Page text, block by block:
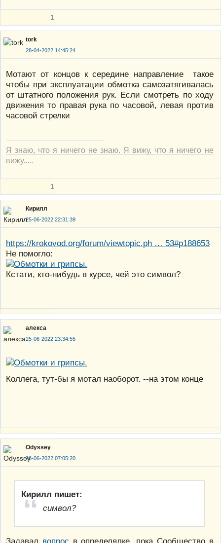
1
tork
28-04-2022 14:45:24
Мотают от концов к середине направление такое
чтобы при эксплуатации обмотка самозатягивалась
от штатного положения рук. Если смотреть по ходу
движения то правая рука по часовой, левая против
часовой стрелки
Я знаю, что я ничего не знаю. Я вижу, что я ничего не
вижу.....
1
Кирилл
25-06-2022 22:31:39
https://krokovod.org/forum/viewtopic.ph … 53#p188653
Не помогло:
Кстати, кто-нибудь в курсе, чей это символ?
алекса
25-06-2022 23:34:55
Коллега, тут-бы я мотал наоборот. --на этом конце
Odyssey
26-06-2022 07:05:20
Кирилл пишет:
символ?
Задавал вопрос в определялке, пока Сообщество в